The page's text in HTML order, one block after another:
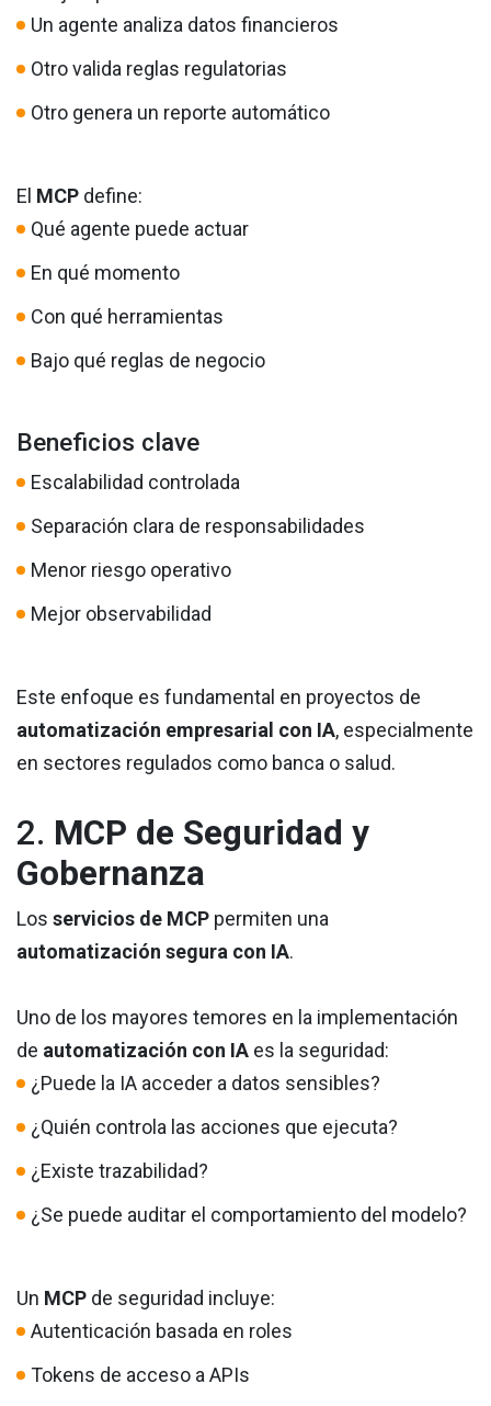
Un agente analiza datos financieros
Otro valida reglas regulatorias
Otro genera un reporte automático
El MCP define:
Qué agente puede actuar
En qué momento
Con qué herramientas
Bajo qué reglas de negocio
Beneficios clave
Escalabilidad controlada
Separación clara de responsabilidades
Menor riesgo operativo
Mejor observabilidad
Este enfoque es fundamental en proyectos de
automatización empresarial con IA, especialmente
en sectores regulados como banca o salud.
2. MCP de Seguridad y
Gobernanza
Los servicios de MCP permiten una
automatización segura con IA.
Uno de los mayores temores en la implementación
de automatización con IA es la seguridad:
¿Puede la IA acceder a datos sensibles?
¿Quién controla las acciones que ejecuta?
¿Existe trazabilidad?
¿Se puede auditar el comportamiento del modelo?
Un MCP de seguridad incluye:
Autenticación basada en roles
Tokens de acceso a APIs